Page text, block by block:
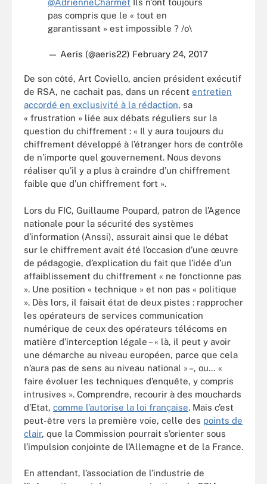
@AdrienneCharmet Ils n’ont toujours
pas compris que le « tout en
garantissant » est impossible ? /o\
— Aeris (@aeris22) February 24, 2017
De son côté, Art Coviello, ancien président exécutif
de RSA, ne cachait pas, dans un récent entretien
accordé en exclusivité à la rédaction, sa
« frustration » liée aux débats réguliers sur la
question du chiffrement : « Il y aura toujours du
chiffrement développé à l’étranger hors de contrôle
de n’importe quel gouvernement. Nous devons
réaliser qu’il y a plus à craindre d’un chiffrement
faible que d’un chiffrement fort ».
Lors du FIC, Guillaume Poupard, patron de l’Agence
nationale pour la sécurité des systèmes
d’information (Anssi), assurait ainsi que le débat
sur le chiffrement avait été l’occasion d’une œuvre
de pédagogie, d’explication du fait que l’idée d’un
affaiblissement du chiffrement « ne fonctionne pas
». Une position « technique » et non pas « politique
». Dès lors, il faisait état de deux pistes : rapprocher
les opérateurs de services communication
numérique de ceux des opérateurs télécoms en
matière d’interception légale – « là, il peut y avoir
une démarche au niveau européen, parce que cela
n’aura pas de sens au niveau national » –, ou… «
faire évoluer les techniques d’enquête, y compris
intrusives ». Comprendre, recourir à des mouchards
d’Etat, comme l’autorise la loi française. Mais c’est
peut-être vers la première voie, celle des points de
clair, que la Commission pourrait s’orienter sous
l’impulsion conjointe de l’Allemagne et de la France.
En attendant, l’association de l’industrie de